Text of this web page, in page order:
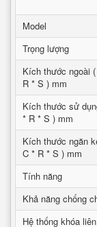
Model
Trọng lượng
Kích thước ngoài
R * S ) mm
Kích thước sử
* R * S ) mm
Kích thước ngăn
C * R * S ) mm
Tính năng
Khả năng chống
Hệ thống khóa